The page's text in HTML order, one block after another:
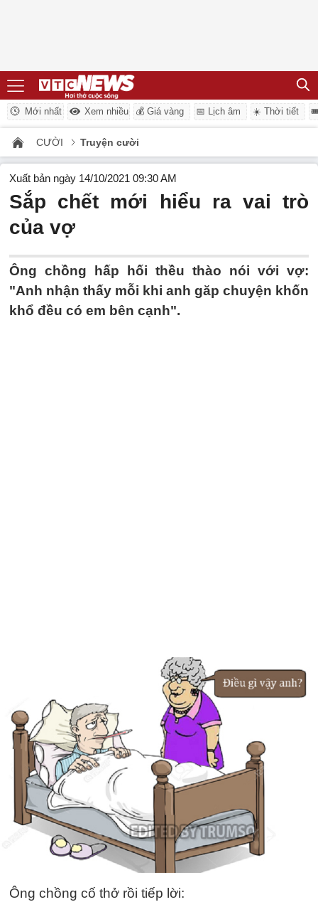
Mới nhất Xem nhiều 💰 Giá vàng 📅 Lịch âm ☀️ Thời tiết
CƯỜI Truyện cười
Xuất bản ngày 14/10/2021 09:30 AM
Sắp chết mới hiểu ra vai trò
của vợ
Ông chồng hấp hối thều thào nói với vợ:
"Anh nhận thấy mỗi khi anh găp chuyện khốn
khổ đều có em bên cạnh".
Ông chồng cố thở rồi tiếp lời: